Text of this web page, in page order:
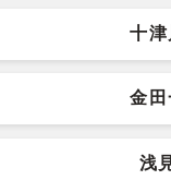
十津
金田
浅